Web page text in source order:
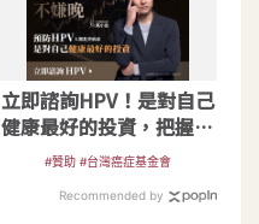
立即諮詢HPV！是對自己
健康最好的投資，把握現
在不嫌晚！
#贊助 #台灣癌症基金會
Recommended by